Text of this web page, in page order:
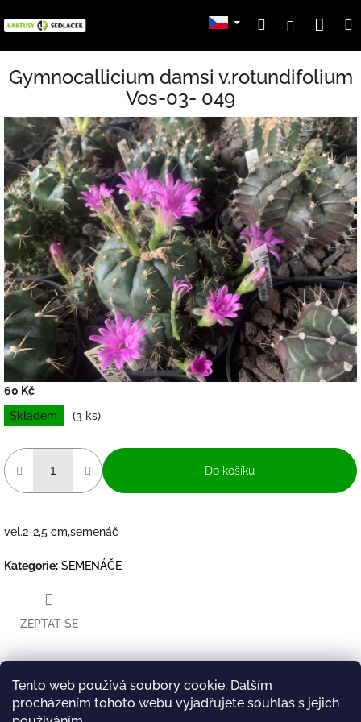
Tento web používá soubory cookie. Dalším
procházením tohoto webu vyjadřujete souhlas s jejich
na
HledatPřihlášení
Gymnocallicium damsi v.rotundifolium
Vos-03- 049
60 Kč
Měrná
cena:
Skladem (3 ks)
Do košíku
vel.2-2,5 cm,semenáč
Kategorie: SEMENÁČE
ZEPTAT SE
TwitterFacebook